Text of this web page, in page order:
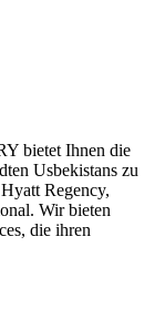
bietet Ihnen die
Usbekistans zu
Regency,
Wir bieten
die ihren